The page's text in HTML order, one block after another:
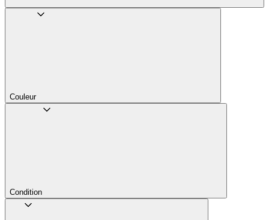
Couleur
Condition